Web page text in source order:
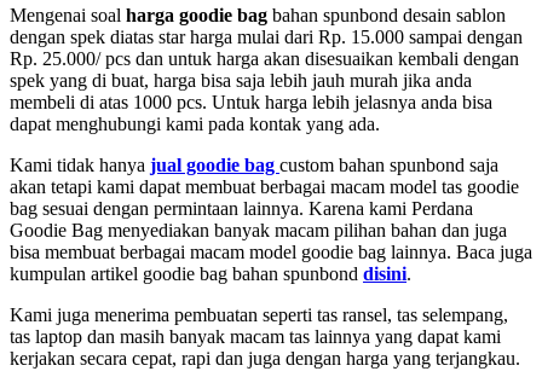
Mengenai soal harga goodie bag bahan spunbond desain sablon
dengan spek diatas star harga mulai dari Rp. 15.000 sampai dengan
Rp. 25.000/ pcs dan untuk harga akan disesuaikan kembali dengan
spek yang di buat, harga bisa saja lebih jauh murah jika anda
membeli di atas 1000 pcs. Untuk harga lebih jelasnya anda bisa
dapat menghubungi kami pada kontak yang ada.
Kami tidak hanya jual goodie bag custom bahan spunbond saja
akan tetapi kami dapat membuat berbagai macam model tas goodie
bag sesuai dengan permintaan lainnya. Karena kami Perdana
Goodie Bag menyediakan banyak macam pilihan bahan dan juga
bisa membuat berbagai macam model goodie bag lainnya. Baca juga
kumpulan artikel goodie bag bahan spunbond disini.
Kami juga menerima pembuatan seperti tas ransel, tas selempang,
tas laptop dan masih banyak macam tas lainnya yang dapat kami
kerjakan secara cepat, rapi dan juga dengan harga yang terjangkau.